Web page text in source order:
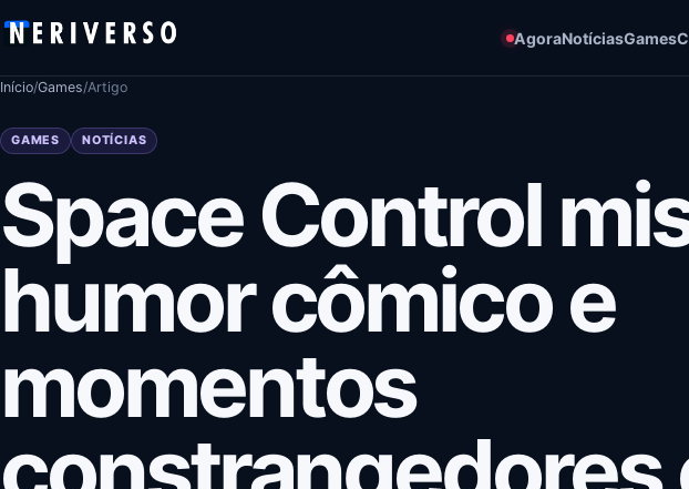
AgoraNotíciasGames
Início/Games/Artigo
GAMES NOTÍCIAS
Space Control
humor cômico e
momentos